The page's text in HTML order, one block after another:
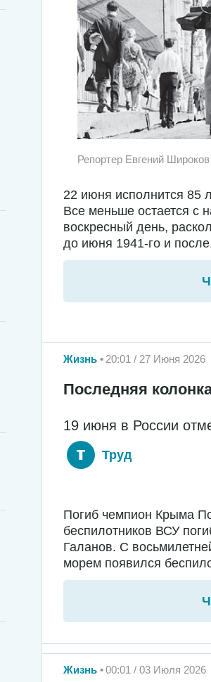
Репортер Евгений
22 июня исполнится 85
Все меньше остается с
воскресный день,
до июня 1941-го и
Жизнь 20:01 / 27 Июня 2026
Последняя
19 июня в России
Труд
Погиб чемпион Крыма
беспилотников ВСУ
Галанов. С
морем появился
Жизнь 00:01 / 03 Июля 2026